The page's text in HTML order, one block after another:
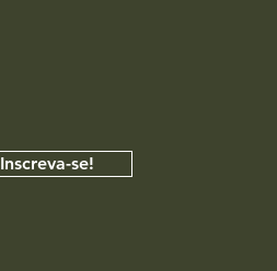
Inscreva-se!